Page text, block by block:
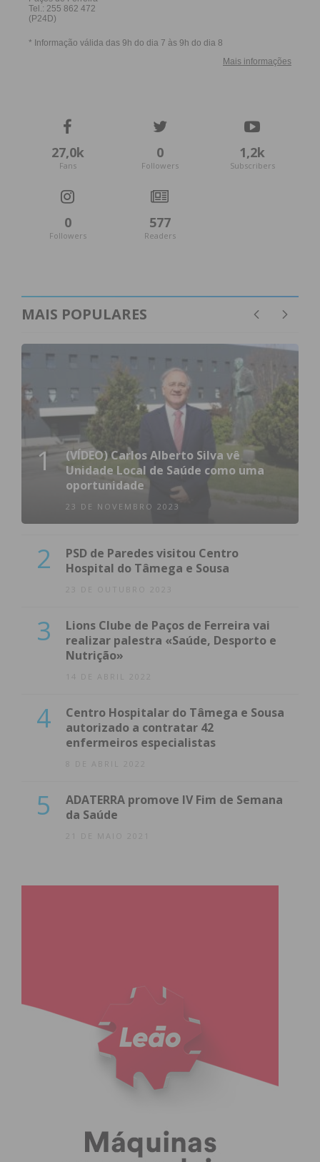
27,0k
Fans
0
Followers
1,2k
Subscribers
0
Followers
577
Readers
MAIS POPULARES
1
(VÍDEO) Carlos Alberto Silva vê
Unidade Local de Saúde como uma
oportunidade
23 DE NOVEMBRO 2023
2
PSD de Paredes visitou Centro
Hospital do Tâmega e Sousa
23 DE OUTUBRO 2023
3
Lions Clube de Paços de Ferreira vai
realizar palestra «Saúde, Desporto e
Nutrição»
14 DE ABRIL 2022
4
Centro Hospitalar do Tâmega e Sousa
autorizado a contratar 42
enfermeiros especialistas
8 DE ABRIL 2022
5
ADATERRA promove IV Fim de Semana
da Saúde
21 DE MAIO 2021